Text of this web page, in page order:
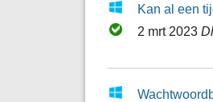
Kan al een
2 mrt 2023